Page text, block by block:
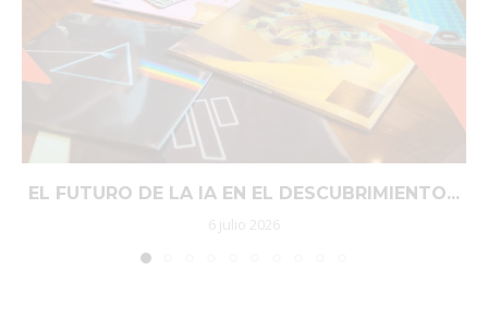
EL FUTURO DE LA IA EN EL DESCUBRIMIENTO...
6 julio 2026